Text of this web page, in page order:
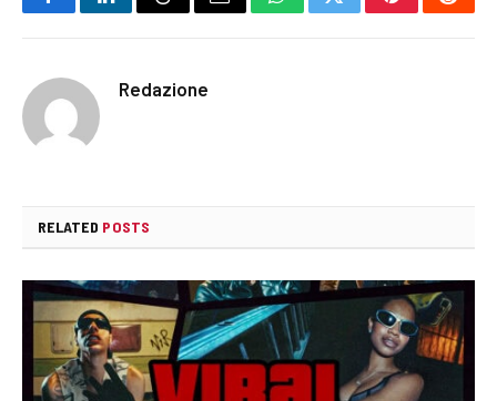
FacebookLinkedInThreadsEmail WhatsAppTwitterPinterest
Redazione
RELATED POSTS